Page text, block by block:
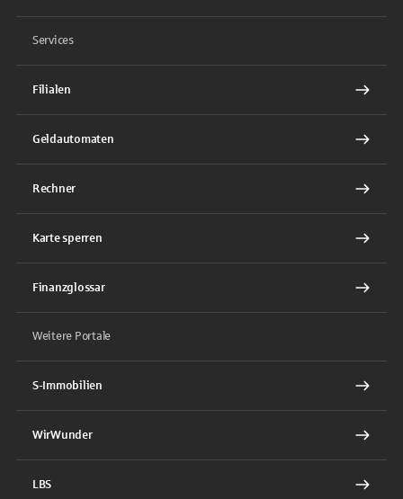
Services
Filialen
Geldautomaten
Rechner
Karte sperren
Finanzglossar
Weitere Portale
S-Immobilien
WirWunder
LBS